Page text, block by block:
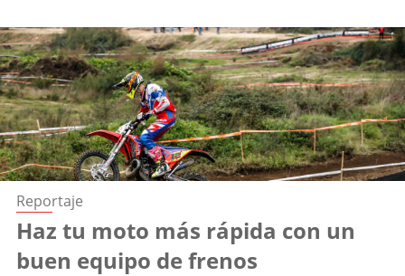
Reportaje
Haz tu moto más rápida con un
buen equipo de frenos